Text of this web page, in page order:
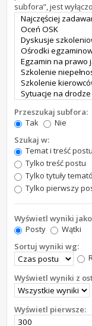
subfora”, jest
Przeszukaj subfora:
Tak
Nie
Szukaj w:
Temat i treść postu
Tylko treść postu
Tylko tytuły
Tylko pierwszy
Wyświetl wyniki
Posty
Wątki
Sortuj wyniki wg:
Wyświetl wyniki z
Wyświetl pierwsze: